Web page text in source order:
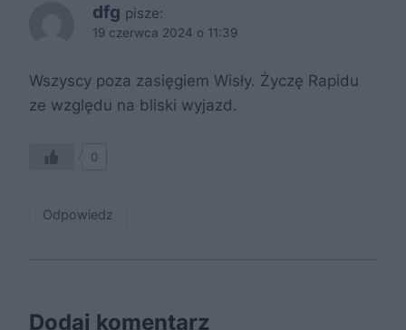
dfg pisze:
19 czerwca 2024 o 11:39
Wszyscy poza zasięgiem Wisły. Życzę Rapidu
ze względu na bliski wyjazd.
0
Odpowiedz
Dodaj komentarz